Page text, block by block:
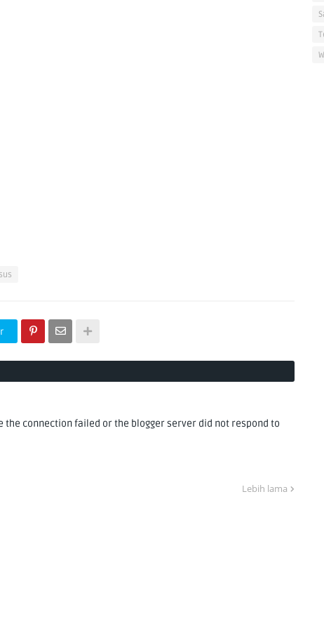
the connection failed or the blogger server did not respond to
Lebih lama